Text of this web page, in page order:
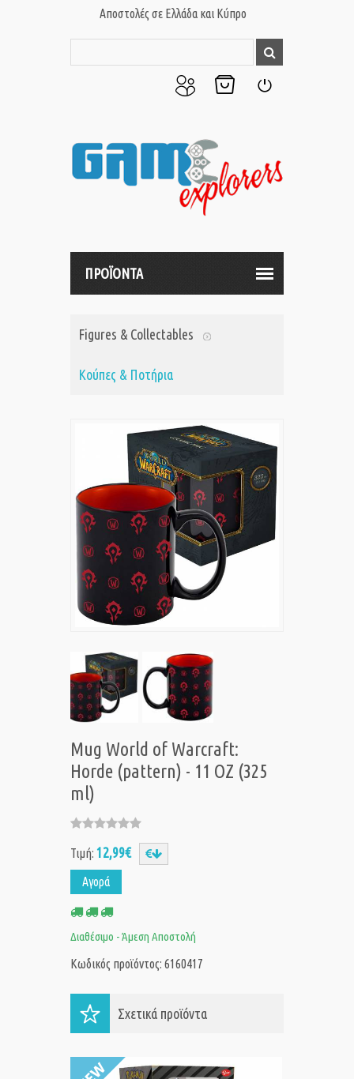
Αποστολές σε Ελλάδα και Κύπρο
μου
ΠΡΟΪΟΝΤΑ
Figures & Collectables
Κούπες & Ποτήρια
Mug World of Warcraft:
Horde (pattern) - 11 OZ (325
ml)
Τιμή: 12,99€
Αγορά
Διαθέσιμο - Άμεση Αποστολή
Κωδικός προϊόντος: 6160417
Σχετικά προϊόντα